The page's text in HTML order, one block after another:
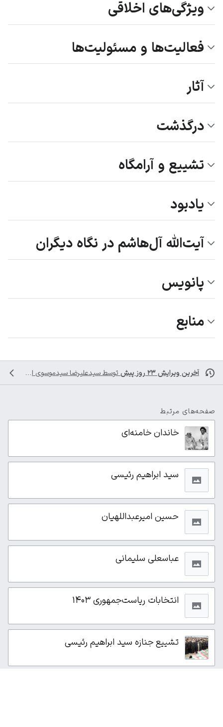
ویژگی‌های اخلاقی
فعالیت‌ها و مسئولیت‌ها
آثار
درگذشت
تشییع و آرامگاه
یادبود
آیت‌الله آل‌هاشم در نگاه دیگران
پانویس
منابع
آخرین ویرایش ۲۳ روز پیش توسط سیدعلیرضا سیدموسوی انجام شده است
صفحه‌های مرتبط
خاندان خامنه‌ای
سید ابراهیم رئیسی
حسین امیرعبداللهیان
عباسعلی سلیمانی
انتخابات ریاست‌جمهوری ۱۴۰۳
تشییع جنازه سید ابراهیم رئیسی